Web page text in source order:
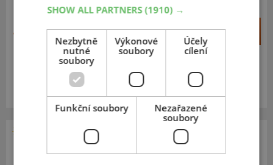
1 765 Kč
–
SKLADEM
SHOW ALL PARTNERS(1910) →
Nezbytně
nutné
soubory
Výkonové
soubory
Účely
cílení
Funkční soubory
Nezařazené
soubory